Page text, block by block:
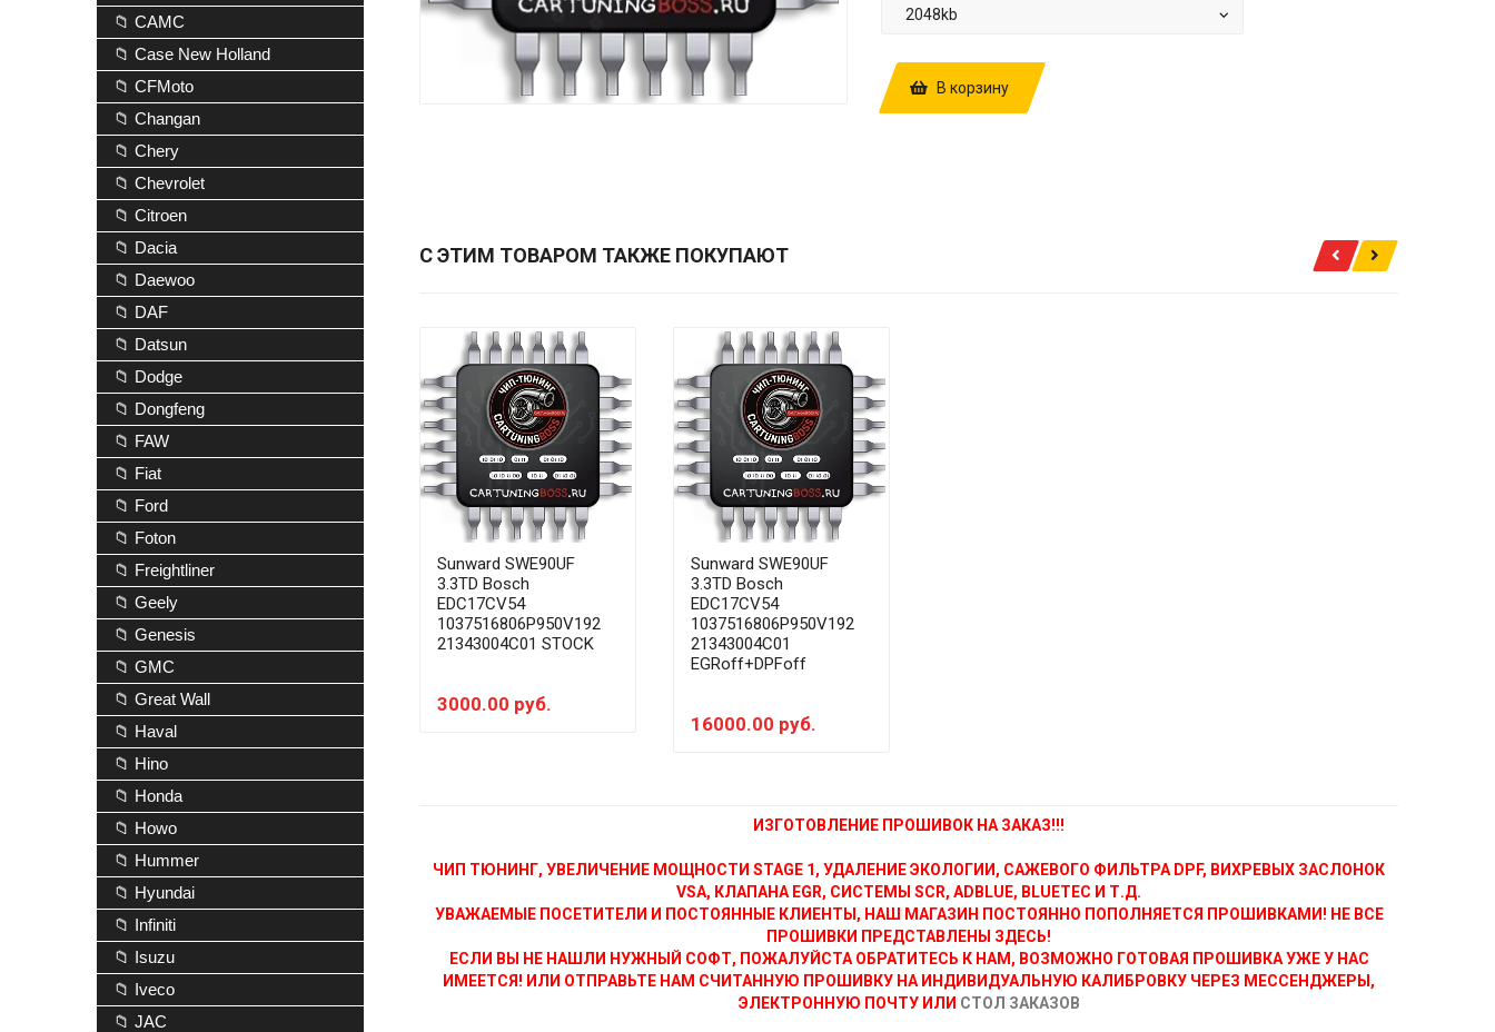
В корзину
С ЭТИМ ТОВАРОМ ТАКЖЕ ПОКУПАЮТ
Sunward SWE90UF
3.3TD Bosch
EDC17CV54
1037516806P950V192
21343004C01 STOCK
3000.00 руб.
Sunward SWE90UF
3.3TD Bosch
EDC17CV54
1037516806P950V192
21343004C01
EGRoff+DPFoff
16000.00 руб.
ИЗГОТОВЛЕНИЕ ПРОШИВОК НА ЗАКАЗ!!!
ЧИП ТЮНИНГ, УВЕЛИЧЕНИЕ МОЩНОСТИ STAGE 1, УДАЛЕНИЕ ЭКОЛОГИИ, САЖЕВОГО ФИЛЬТРА DPF, ВИХРЕВЫХ ЗАСЛОНОК
VSA, КЛАПАНА EGR, СИСТЕМЫ SCR, ADBLUE, BLUETEC И Т.Д.
УВАЖАЕМЫЕ ПОСЕТИТЕЛИ И ПОСТОЯННЫЕ КЛИЕНТЫ, НАШ МАГАЗИН ПОСТОЯННО ПОПОЛНЯЕТСЯ ПРОШИВКАМИ! НЕ ВСЕ
ПРОШИВКИ ПРЕДСТАВЛЕНЫ ЗДЕСЬ!
ЕСЛИ ВЫ НЕ НАШЛИ НУЖНЫЙ СОФТ, ПОЖАЛУЙСТА ОБРАТИТЕСЬ К НАМ, ВОЗМОЖНО ГОТОВАЯ ПРОШИВКА УЖЕ У НАС
ИМЕЕТСЯ! ИЛИ ОТПРАВЬТЕ НАМ СЧИТАННУЮ ПРОШИВКУ НА ИНДИВИДУАЛЬНУЮ КАЛИБРОВКУ ЧЕРЕЗ МЕССЕНДЖЕРЫ,
ЭЛЕКТРОННУЮ ПОЧТУ ИЛИ СТОЛ ЗАКАЗОВ
📁 CAMC
📁 Case New Holland
📁 CFMoto
📁 Changan
📁 Chery
📁 Chevrolet
📁 Citroen
📁 Dacia
📁 Daewoo
📁 DAF
📁 Datsun
📁 Dodge
📁 Dongfeng
📁 FAW
📁 Fiat
📁 Ford
📁 Foton
📁 Freightliner
📁 Geely
📁 Genesis
📁 GMC
📁 Great Wall
📁 Haval
📁 Hino
📁 Honda
📁 Howo
📁 Hummer
📁 Hyundai
📁 Infiniti
📁 Isuzu
📁 Iveco
📁 JAC